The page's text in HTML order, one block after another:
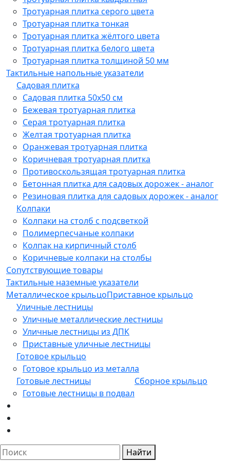
Тротуарная плитка серого цвета
Тротуарная плитка тонкая
Тротуарная плитка жёлтого цвета
Тротуарная плитка белого цвета
Тротуарная плитка толщиной 50 мм
Тактильные напольные указатели
Садовая плитка
Садовая плитка 50х50 см
Бежевая тротуарная плитка
Серая тротуарная плитка
Желтая тротуарная плитка
Оранжевая тротуарная плитка
Коричневая тротуарная плитка
Противоскользящая тротуарная плитка
Бетонная плитка для садовых дорожек - аналог
Резиновая плитка для садовых дорожек - аналог
Колпаки
Колпаки на столб с подсветкой
Полимерпесчаные колпаки
Колпак на кирпичный столб
Коричневые колпаки на столбы
Сопутствующие товары
Тактильные наземные указатели
Металлическое крыльцоПриставное крыльцо
Уличные лестницы
Уличные металлические лестницы
Уличные лестницы из ДПК
Приставные уличные лестницы
Готовое крыльцо
Готовое крыльцо из металла
Готовые лестницы
Готовые лестницы в подвал
Сборное крыльцо
Найти